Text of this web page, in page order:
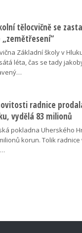
tělocvičně se
„zemětřesení“
Základní školy v
léta, čas se tady
radnice
vydělá 83 milionů
pokladna Uherského
korun. Tolik